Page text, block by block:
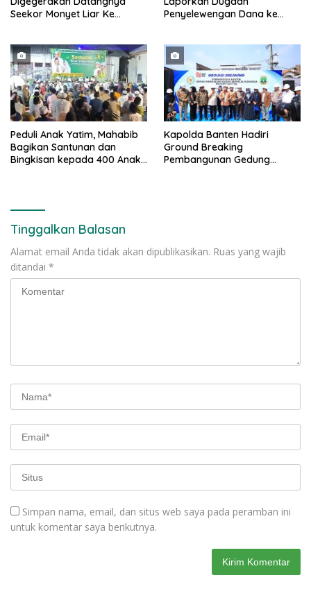
Seekor Monyet Liar Ke
Penyelewengan Dana ke
Peduli Anak Yatim, Mahabib
Bagikan Santunan dan
Bingkisan kepada 400 Anak
Kapolda Banten Hadiri
Ground Breaking
Pembangunan Gedung
Tinggalkan Balasan
Alamat email Anda tidak akan dipublikasikan. Ruas yang wajib
ditandai *
Simpan nama, email, dan situs web saya pada peramban ini
untuk komentar saya berikutnya.